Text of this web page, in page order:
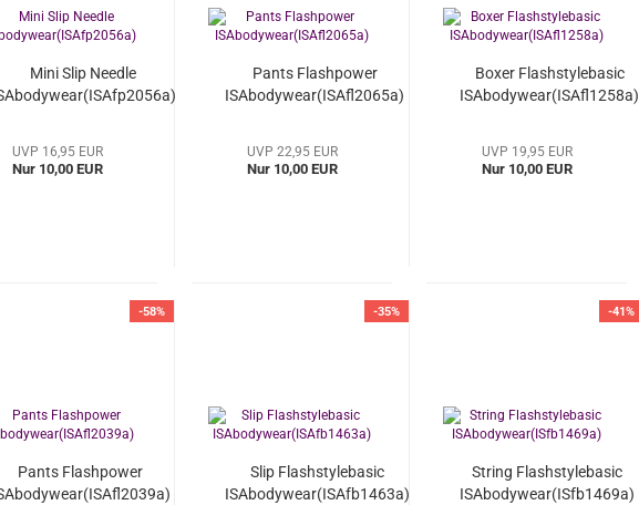
Mini Slip Needle
UVP 16,95 EUR
Nur 10,00 EUR
Pants Flashpower
ISAbodywear(ISAfl2065a)
UVP 22,95 EUR
Nur 10,00 EUR
Boxer Flashstylebasic
ISAbodywear(ISAfl1258a)
UVP 19,95 EUR
Nur 10,00 EUR
-58%
Pants Flashpower
-35%
Slip Flashstylebasic
ISAbodywear(ISAfb1463a)
-41%
String Flashstylebasic
ISAbodywear(ISfb1469a)